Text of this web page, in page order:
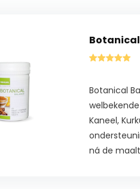
Botanical
Kaneel,
ná de